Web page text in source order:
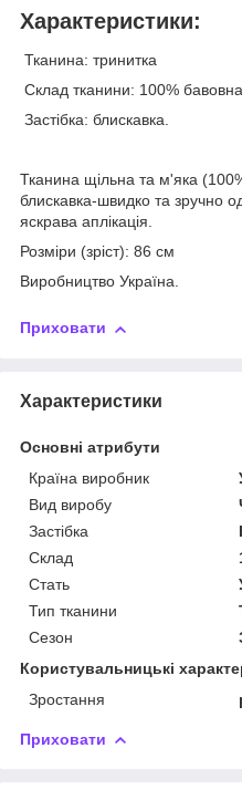
Характеристики:
Тканина: тринитка
Склад тканини: 100%
Застібка: блискавка.
Тканина щільна та м'яка
блискавка-швидко та зручно
яскрава аплікація.
Розміри (зріст): 86 см
Виробництво Україна.
Приховати
Характеристики
Основні атрибути
Країна виробник
Вид виробу
Застібка
Склад
Стать
Тип тканини
Сезон
Користувальницькі
Зростання
Приховати